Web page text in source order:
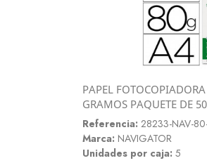

PAPEL
GRAMOS PAQUETE DE
Referencia: 28233-NAV-
Marca: NAVIGATOR
Unidades por caja: 5